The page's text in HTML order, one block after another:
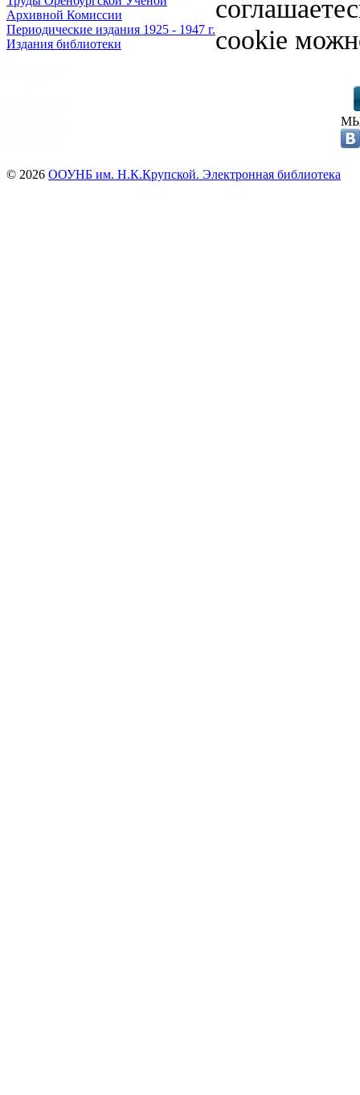
Архивной Комиссии
Периодические издания 1925 - 1947 г.
Издания библиотеки
cookie
© 2026 ООУНБ им. Н.К.Крупской. Электронная библиотека